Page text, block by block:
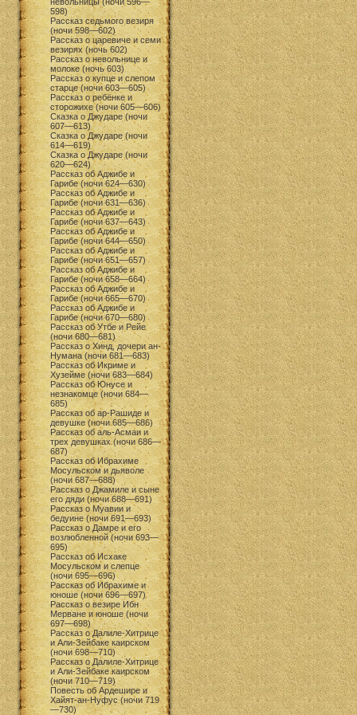
598)
Рассказ седьмого везиря
(ночи 598—602)
Рассказ о царевиче и семи
везирях (ночь 602)
Рассказ о невольнице и
молоке (ночь 603)
Рассказ о купце и слепом
старце (ночи 603—605)
Рассказ о ребёнке и
сторожихе (ночи 605—606)
Сказка о Джударе (ночи
607—613)
Сказка о Джударе (ночи
614—619)
Сказка о Джударе (ночи
620—624)
Рассказ об Аджибе и
Гарибе (ночи 624—630)
Рассказ об Аджибе и
Гарибе (ночи 631—636)
Рассказ об Аджибе и
Гарибе (ночи 637—643)
Рассказ об Аджибе и
Гарибе (ночи 644—650)
Рассказ об Аджибе и
Гарибе (ночи 651—657)
Рассказ об Аджибе и
Гарибе (ночи 658—664)
Рассказ об Аджибе и
Гарибе (ночи 665—670)
Рассказ об Аджибе и
Гарибе (ночи 670—680)
Рассказ об Утбе и Рейе
(ночи 680—681)
Рассказ о Хинд, дочери ан-
Нумана (ночи 681—683)
Рассказ об Икриме и
Хузейме (ночи 683—684)
Рассказ об Юнусе и
незнакомце (ночи 684—
685)
Рассказ об ар-Рашиде и
девушке (ночи 685—686)
Рассказ об аль-Асмаи и
трех девушках (ночи 686—
687)
Рассказ об Ибрахиме
Мосульском и дьяволе
(ночи 687—688)
Рассказ о Джамиле и сыне
его дяди (ночи 688—691)
Рассказ о Муавии и
бедуине (ночи 691—693)
Рассказ о Дамре и его
возлюбленной (ночи 693—
695)
Рассказ об Исхаке
Мосульском и слепце
(ночи 695—696)
Рассказ об Ибрахиме и
юноше (ночи 696—697)
Рассказ о везире Ибн
Мерване и юноше (ночи
697—698)
Рассказ о Далиле-Хитрице
и Али-Зейбаке каирском
(ночи 698—710)
Рассказ о Далиле-Хитрице
и Али-Зейбаке каирском
(ночи 710—719)
Повесть об Ардешире и
Хайят-ан-Нуфус (ночи 719
—730)